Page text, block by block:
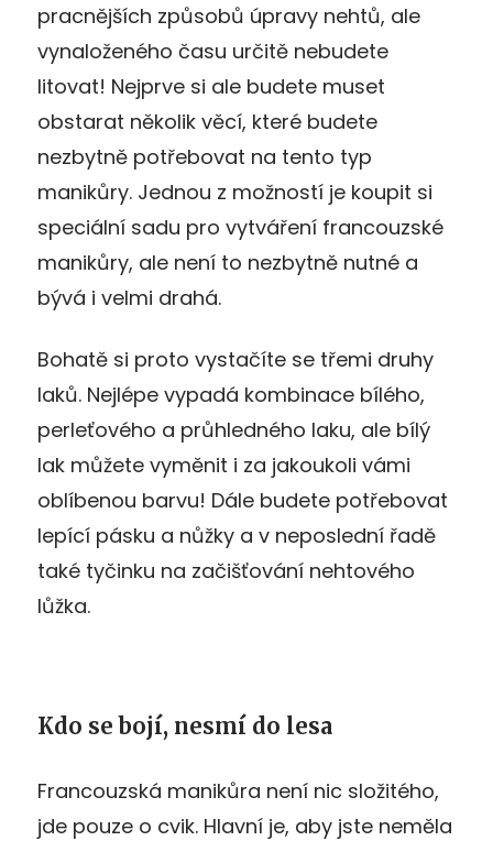
pracnějších způsobů úpravy nehtů, ale
vynaloženého času určitě nebudete
litovat! Nejprve si ale budete muset
obstarat několik věcí, které budete
nezbytně potřebovat na tento typ
manikůry. Jednou z možností je koupit si
speciální sadu pro vytváření francouzské
manikůry, ale není to nezbytně nutné a
bývá i velmi drahá.
Bohatě si proto vystačíte se třemi druhy
laků. Nejlépe vypadá kombinace bílého,
perleťového a průhledného laku, ale bílý
lak můžete vyměnit i za jakoukoli vámi
oblíbenou barvu! Dále budete potřebovat
lepící pásku a nůžky a v neposlední řadě
také tyčinku na začišťování nehtového
lůžka.
Kdo se bojí, nesmí do lesa
Francouzská manikůra není nic složitého,
jde pouze o cvik. Hlavní je, aby jste neměla